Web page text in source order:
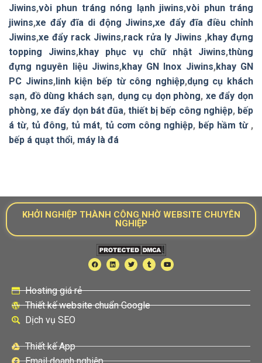
Jiwins,vòi phun tráng nóng lạnh jiwins,vòi phun tráng
jiwins,xe đẩy đĩa di động Jiwins,xe đẩy đĩa điều chỉnh
Jiwins,xe đẩy rack Jiwins,rack rửa ly Jiwins ,khay đựng
topping Jiwins,khay phục vụ chữ nhật Jiwins,thùng
đựng nguyên liệu Jiwins,khay GN Inox Jiwins,khay GN
PC Jiwins,linh kiện bếp từ công nghiệp,dụng cụ khách
sạn, đồ dùng khách sạn, dụng cụ dọn phòng, xe đẩy dọn
phòng,xe đẩy dọn bát đũa,thiết bị bếp công nghiệp, bếp
á từ, tủ đông, tủ mát, tủ cơm công nghiệp, bếp hầm từ,
bếp á quạt thổi, máy là đá
KHỞI NGHIỆP THÀNH CÔNG NHỜ WEBSITE CHUYÊN
NGHIỆP
Hosting giá rẻ
Thiết kế website chuẩn Google
Dịch vụ SEO
Thiết kế App